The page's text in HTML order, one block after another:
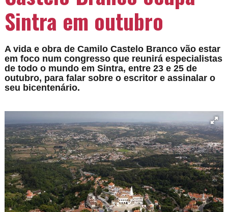
Sintra em outubro
A vida e obra de Camilo Castelo Branco vão estar
em foco num congresso que reunirá especialistas
de todo o mundo em Sintra, entre 23 e 25 de
outubro, para falar sobre o escritor e assinalar o
seu bicentenário.